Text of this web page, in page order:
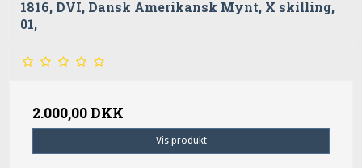
1816, DVI, Dansk Amerikansk Mynt, X skilling,
01,
2.000,00 DKK
Vis produkt